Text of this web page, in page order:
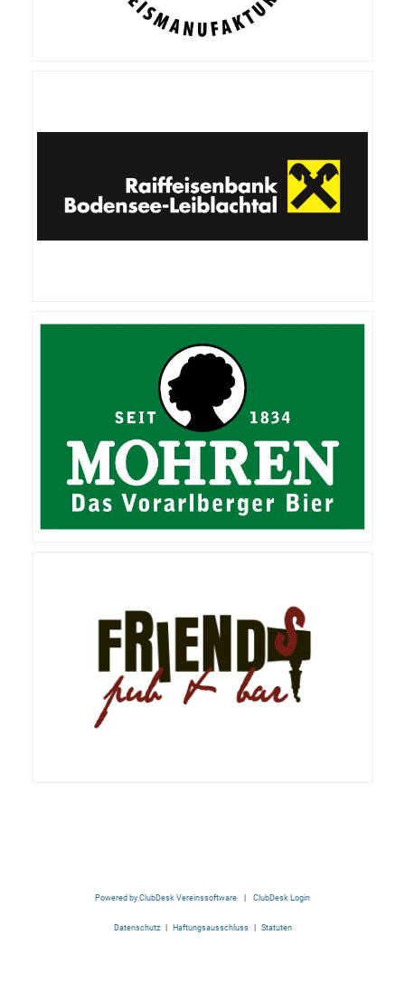
Powered by ClubDesk Vereinssoftware | ClubDesk Login
Datenschutz| Haftungsausschluss| Statuten